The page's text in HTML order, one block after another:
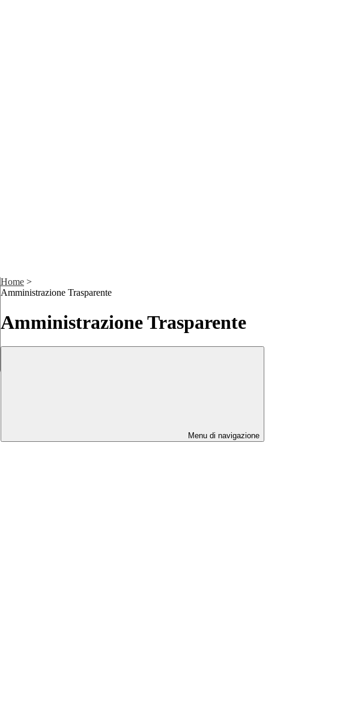
Home >
Amministrazione Trasparente
Amministrazione Trasparente
Menu di navigazione